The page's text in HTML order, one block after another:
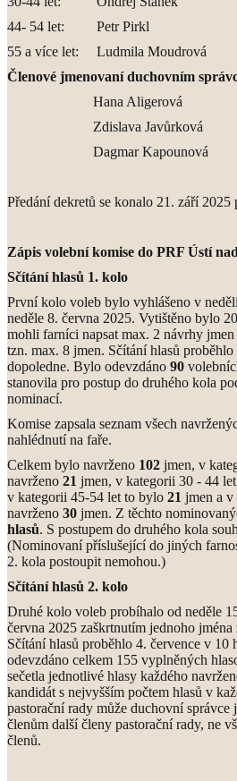
44- 54 let: Petr Pirkl
55 a více let: Ludmila Moudrová
Členové jmenovaní duchovním
Hana Aligerová
Zdislava Javůrková
Dagmar Kapounová
Předání dekretů se konalo 21. září
Zápis volební komise do PRF Ústí
Sčítání hlasů 1. kolo
První kolo voleb bylo vyhlášeno v
neděle 8. června 2025. Vytištěno bylo
mohli farníci napsat max. 2 návrhy
tzn. max. 8 jmen. Sčítání hlasů
dopoledne. Bylo odevzdáno 90
stanovila pro postup do druhého kola
nominací.
Komise zapsala seznam všech
nahlédnutí na faře.
Celkem bylo navrženo 102 jmen, v
navrženo 21 jmen, v kategorii 30 - 44
v kategorii 45-54 let to bylo 21 jmen a
navrženo 30 jmen. Z těchto
hlasů. S postupem do druhého kola
(Nominovaní příslušející do jiných
2. kola postoupit nemohou.)
Sčítání hlasů 2. kolo
Druhé kolo voleb probíhalo od neděle
června 2025 zaškrtnutím jednoho
Sčítání hlasů proběhlo 4. července v
odevzdáno celkem 155 vyplněných
sečetla jednotlivé hlasy každého
kandidát s nejvyšším počtem hlasů v
pastorační rady může duchovní
členům další členy pastorační rady, ne
členů.